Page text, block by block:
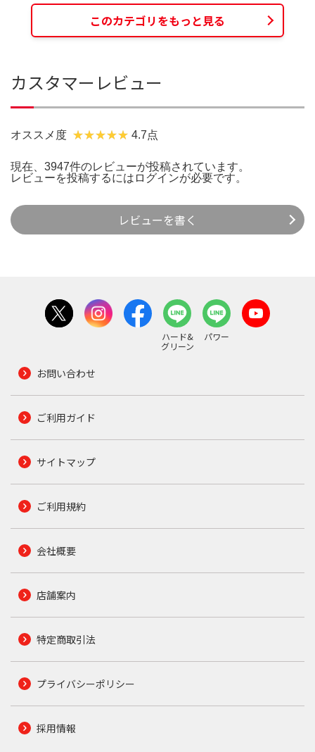
このカテゴリをもっと見る
カスタマーレビュー
オススメ度 4.7点
現在、3947件のレビューが投稿されています。
レビューを投稿するには ログインが必要です。
レビューを書く
ハード&
グリーン
パワー
お問い合わせ
ご利用ガイド
サイトマップ
ご利用規約
会社概要
店舗案内
特定商取引法
プライバシーポリシー
採用情報